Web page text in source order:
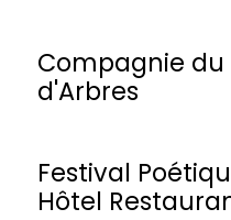
Compagnie
d'Arbres
Festival
Hôtel